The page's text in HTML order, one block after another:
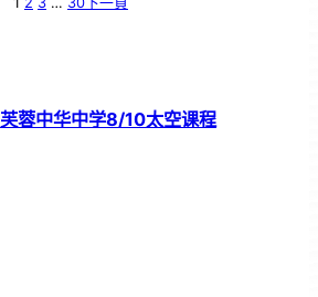
芙蓉中华中学8/10太空课程